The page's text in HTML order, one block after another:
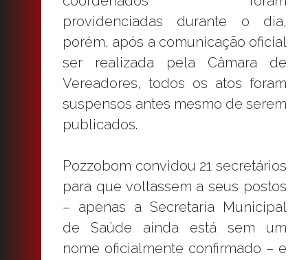
providenciadas durante o dia,
porém, após a comunicação oficial
ser realizada pela Câmara de
Vereadores, todos os atos foram
suspensos antes mesmo de serem
publicados.
Pozzobom convidou 21 secretários
para que voltassem a seus postos
– apenas a Secretaria Municipal
de Saúde ainda está sem um
nome oficialmente confirmado – e